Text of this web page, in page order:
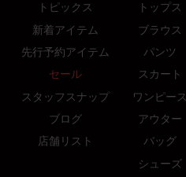
トピックス
新着アイテム
先行予約アイテム
セール
スタッフスナップ
ブログ
店舗リスト
トップス
ブラウス
パンツ
スカート
ワンピース
アウター
バッグ
シューズ